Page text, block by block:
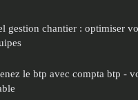
gestion chantier : optimiser
le btp avec compta btp -